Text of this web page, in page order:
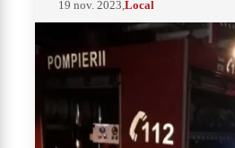
19 nov. 2023 ,Local